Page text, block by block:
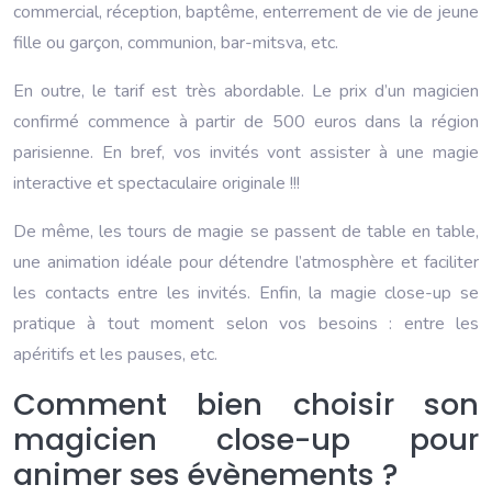
commercial, réception, baptême, enterrement de vie de jeune
fille ou garçon, communion, bar-mitsva, etc.
En outre, le tarif est très abordable. Le prix d’un magicien
confirmé commence à partir de 500 euros dans la région
parisienne. En bref, vos invités vont assister à une magie
interactive et spectaculaire originale !!!
De même, les tours de magie se passent de table en table,
une animation idéale pour détendre l’atmosphère et faciliter
les contacts entre les invités. Enfin, la magie close-up se
pratique à tout moment selon vos besoins : entre les
apéritifs et les pauses, etc.
Comment bien choisir son
magicien close-up pour
animer ses évènements ?